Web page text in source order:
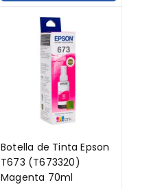
Botella de Tinta Epson
T673 (T673320)
Magenta 70ml